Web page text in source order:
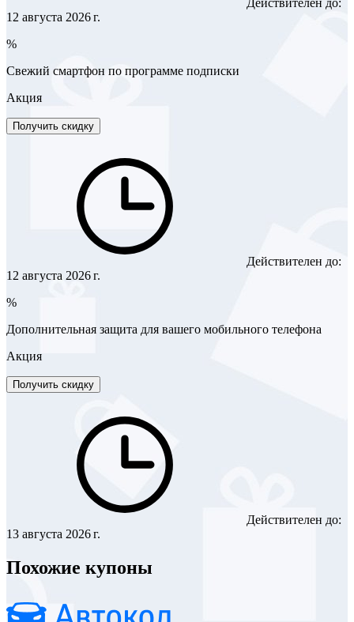
Действителен до:
12 августа 2026 г.
%
Свежий смартфон по программе подписки
Акция
Получить скидку
Действителен до:
12 августа 2026 г.
%
Дополнительная защита для вашего мобильного телефона
Акция
Получить скидку
Действителен до:
13 августа 2026 г.
Похожие купоны